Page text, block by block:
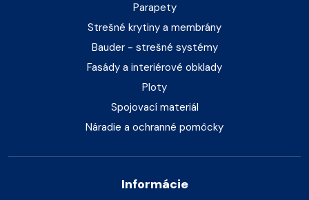
Parapety
Strešné krytiny a membrány
Bauder - strešné systémy
Fasády a interiérové obklady
Ploty
Spojovací materiál
Náradie a ochranné pomôcky
Informácie